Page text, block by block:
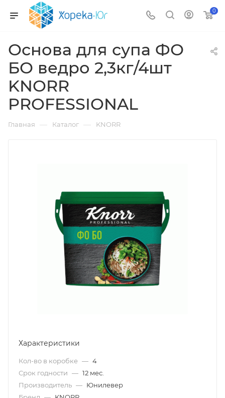
0
Основа для супа ФО
БО ведро 2,3кг/4шт
KNORR
PROFESSIONAL
Главная — Каталог — KNORR
Характеристики
Кол-во в коробке — 4
Срок годности — 12 мес.
Производитель — Юнилевер